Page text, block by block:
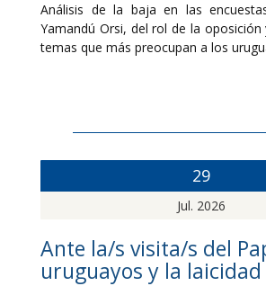
Análisis de la baja en las
Yamandú Orsi, del rol de la oposición
temas que más preocupan a los
29
Jul. 2026
Ante la/s visita/s del
uruguayos y la laicidad